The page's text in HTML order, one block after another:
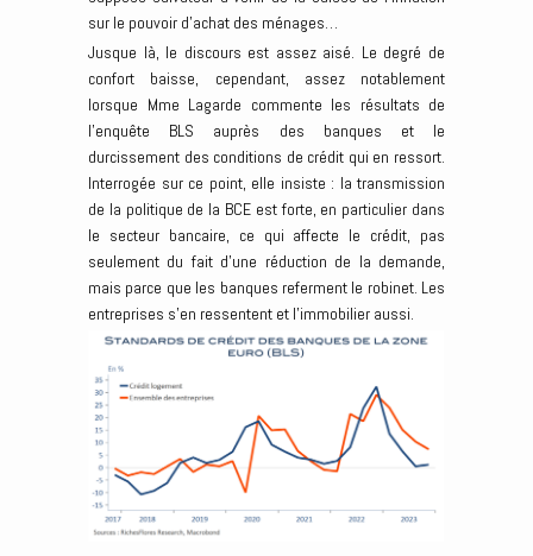
sur le pouvoir d’achat des ménages…
Jusque là, le discours est assez aisé. Le degré de
confort baisse, cependant, assez notablement
lorsque Mme Lagarde commente les résultats de
l’enquête BLS auprès des banques et le
durcissement des conditions de crédit qui en ressort.
Interrogée sur ce point, elle insiste : la transmission
de la politique de la BCE est forte, en particulier dans
le secteur bancaire, ce qui affecte le crédit, pas
seulement du fait d’une réduction de la demande,
mais parce que les banques referment le robinet. Les
entreprises s’en ressentent et l’immobilier aussi.